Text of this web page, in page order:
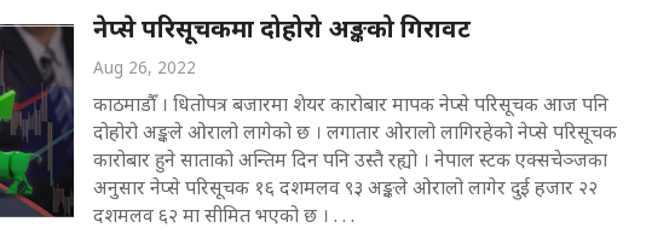
नेप्से परिसूचकमा दोहोरो अङ्कको गिरावट
Aug 26, 2022
काठमाडौँ । धितोपत्र बजारमा शेयर कारोबार मापक नेप्से परिसूचक आज पनि
दोहोरो अङ्कले ओरालो लागेको छ । लगातार ओरालो लागिरहेको नेप्से परिसूचक
कारोबार हुने साताको अन्तिम दिन पनि उस्तै रह्यो । नेपाल स्टक एक्सचेञ्जका
अनुसार नेप्से परिसूचक १६ दशमलव ९३ अङ्कले ओरालो लागेर दुई हजार २२
दशमलव ६२ मा सीमित भएको छ । . . .